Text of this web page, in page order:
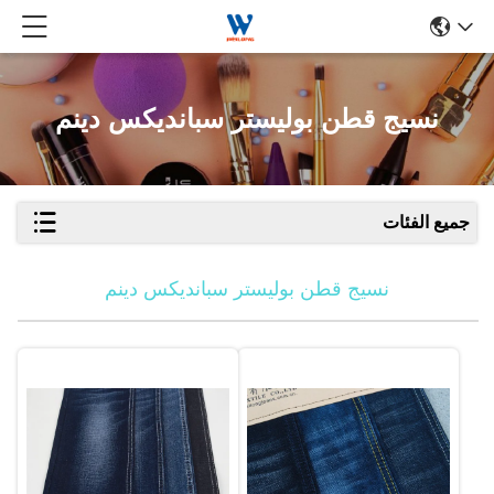
نسيج قطن بوليستر سبانديكس دينم
جميع الفئات
نسيج قطن بوليستر سبانديكس دينم